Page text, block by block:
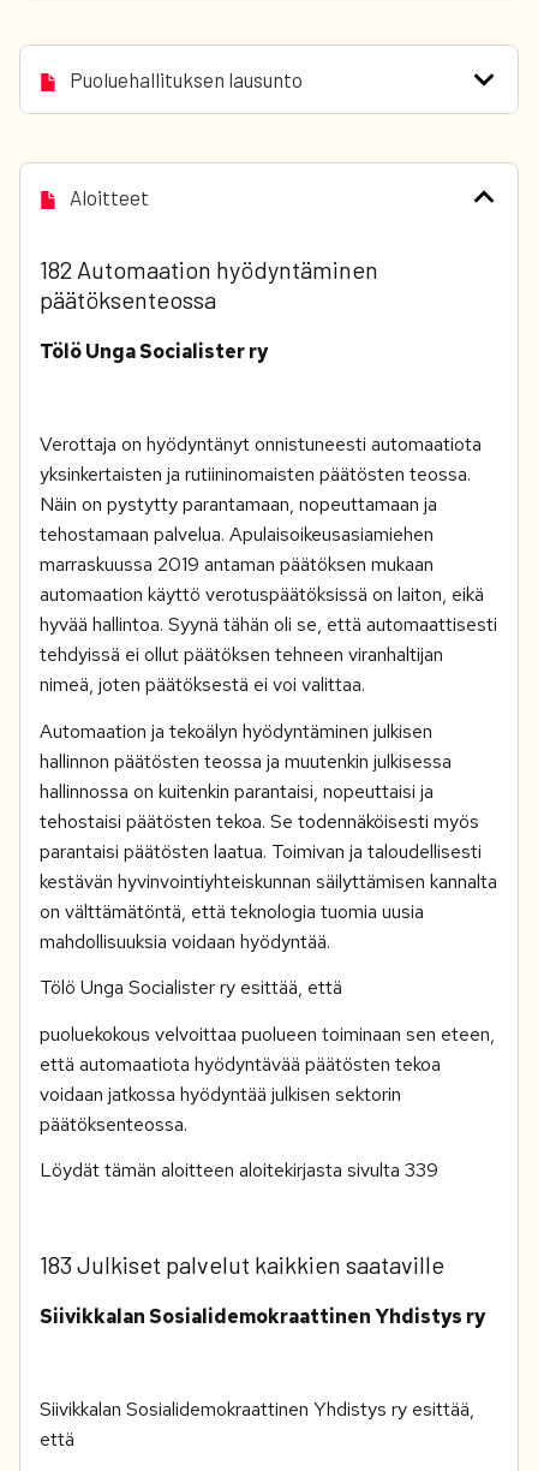
Puoluehallituksen lausunto
Aloitteet
182 Automaation hyödyntäminen
päätöksenteossa
Tölö Unga Socialister ry
Verottaja on hyödyntänyt onnistuneesti automaatiota
yksinkertaisten ja rutiininomaisten päätösten teossa.
Näin on pystytty parantamaan, nopeuttamaan ja
tehostamaan palvelua. Apulaisoikeusasiamiehen
marraskuussa 2019 antaman päätöksen mukaan
automaation käyttö verotuspäätöksissä on laiton, eikä
hyvää hallintoa. Syynä tähän oli se, että automaattisesti
tehdyissä ei ollut päätöksen tehneen viranhaltijan
nimeä, joten päätöksestä ei voi valittaa.
Automaation ja tekoälyn hyödyntäminen julkisen
hallinnon päätösten teossa ja muutenkin julkisessa
hallinnossa on kuitenkin parantaisi, nopeuttaisi ja
tehostaisi päätösten tekoa. Se todennäköisesti myös
parantaisi päätösten laatua. Toimivan ja taloudellisesti
kestävän hyvinvointiyhteiskunnan säilyttämisen kannalta
on välttämätöntä, että teknologia tuomia uusia
mahdollisuuksia voidaan hyödyntää.
Tölö Unga Socialister ry esittää, että
puoluekokous velvoittaa puolueen toiminaan sen eteen,
että automaatiota hyödyntävää päätösten tekoa
voidaan jatkossa hyödyntää julkisen sektorin
päätöksenteossa.
Löydät tämän aloitteen aloitekirjasta sivulta 339
183 Julkiset palvelut kaikkien saataville
Siivikkalan Sosialidemokraattinen Yhdistys ry
Siivikkalan Sosialidemokraattinen Yhdistys ry esittää,
että